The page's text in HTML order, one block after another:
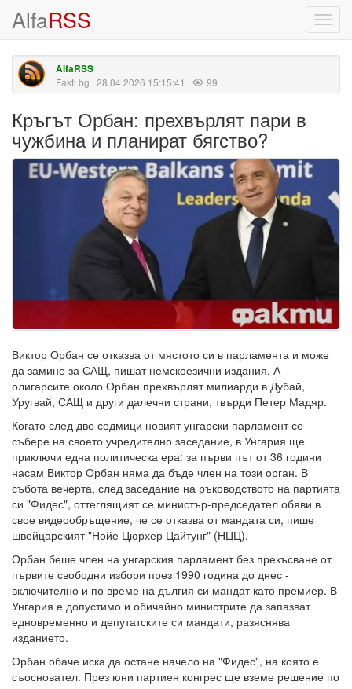
AlfaRSS
AlfaRSS
Fakti.bg | 28.04.2026 15:15:41 | 99
Кръгът Орбан: прехвърлят пари в
чужбина и планират бягство?
Виктор Орбан се отказва от мястото си в парламента и може
да замине за САЩ, пишат немскоезични издания. А
олигарсите около Орбан прехвърлят милиарди в Дубай,
Уругвай, САЩ и други далечни страни, твърди Петер Мадяр.
Когато след две седмици новият унгарски парламент се
събере на своето учредително заседание, в Унгария ще
приключи една политическа ера: за първи път от 36 години
насам Виктор Орбан няма да бъде член на този орган. В
събота вечерта, след заседание на ръководството на партията
си "Фидес", оттеглящият се министър-председател обяви в
свое видеообръщение, че се отказва от мандата си, пише
швейцарският "Нойе Цюрхер Цайтунг" (НЦЦ).
Орбан беше член на унгарския парламент без прекъсване от
първите свободни избори през 1990 година до днес -
включително и по време на дългия си мандат като премиер. В
Унгария е допустимо и обичайно министрите да запазват
едновременно и депутатските си мандати, разяснява
изданието.
Орбан обаче иска да остане начело на "Фидес", на която е
съосновател. През юни партиен конгрес ще вземе решение по